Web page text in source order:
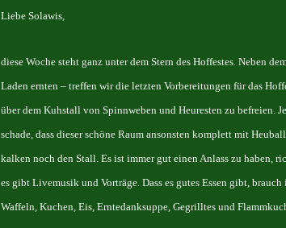
Liebe Solawis,
diese Woche steht ganz unter dem Stern des Hoffestes. Neben
Laden ernten – treffen wir die letzten Vorbereitungen für das
über dem Kuhstall von Spinnweben und Heuresten zu befreien.
schade, dass dieser schöne Raum ansonsten komplett mit
kalken noch den Stall. Es ist immer gut einen Anlass zu haben,
es gibt Livemusik und Vorträge. Dass es gutes Essen gibt,
Waffeln, Kuchen, Eis, Erntedanksuppe, Gegrilltes und